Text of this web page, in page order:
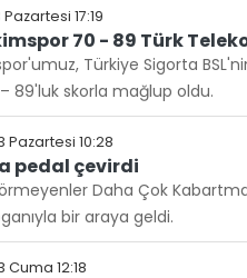
17:19
70 - 89 Türk
Türkiye Sigorta
89'luk skorla mağlup oldu.
Pazartesi 10:28
pedal çevirdi
Daha Çok
bir araya geldi.
12:18